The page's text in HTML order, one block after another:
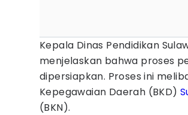
Kepala Dinas Pendidikan
menjelaskan bahwa proses
dipersiapkan. Proses ini
Kepegawaian Daerah (BKD)
(BKN).